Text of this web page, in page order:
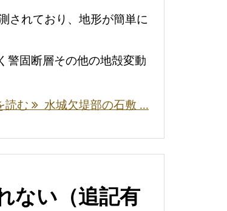
されており、地形が簡単に
警固断層その他の地殻変動
読む 水城欠堤部の石敷 ...
ない（追記有